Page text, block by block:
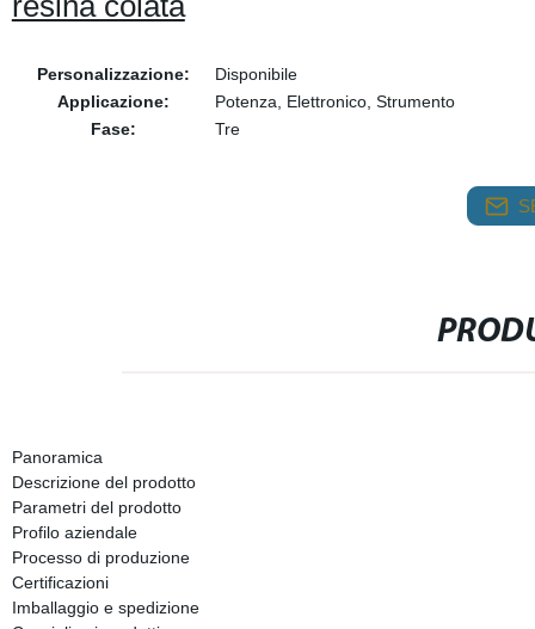
Personalizzazione:
Disponibile
Applicazione:
Potenza, Elettronico, Strumento
Fase:
Tre
Panoramica
Descrizione del prodotto
Parametri del prodotto
Profilo aziendale
Processo di produzione
Certificazioni
Imballaggio e spedizione